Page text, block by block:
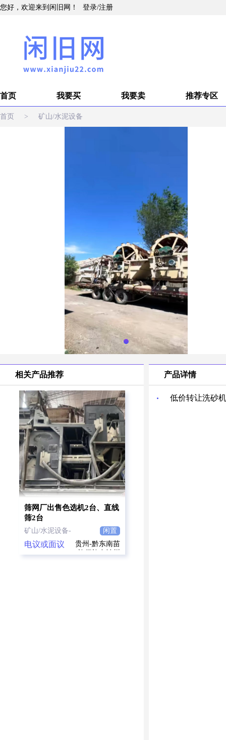
您好，欢迎来到闲旧网！ 登录/注册
首页 我要买 我要卖 推荐专区
首页 > 矿山/水泥设备
相关产品推荐
筛网厂出售色选机2台、直线
筛2台
矿山/水泥设备- 闲置
电议或面议
贵州-黔东南苗
族侗族自治州
产品详情
低价转让洗砂